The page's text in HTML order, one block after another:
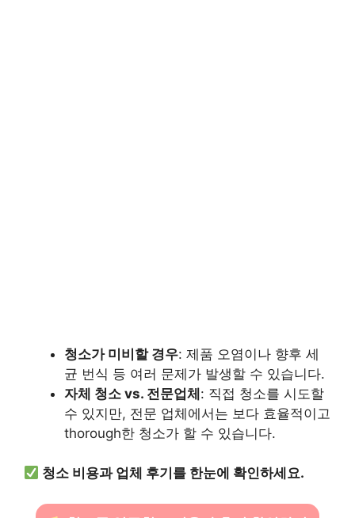
청소가 미비할 경우: 제품 오염이나 향후 세
균 번식 등 여러 문제가 발생할 수 있습니다.
자체 청소 vs. 전문업체: 직접 청소를 시도할
수 있지만, 전문 업체에서는 보다 효율적이고
thorough한 청소가 할 수 있습니다.
청소 비용과 업체 후기를 한눈에 확인하세요.